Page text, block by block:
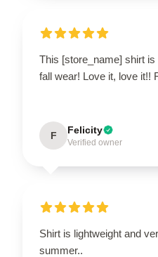
This [store_name] shirt
fall wear! Love it, love it!!
F Felicity
Verified owner
Shirt is lightweight and
summer..